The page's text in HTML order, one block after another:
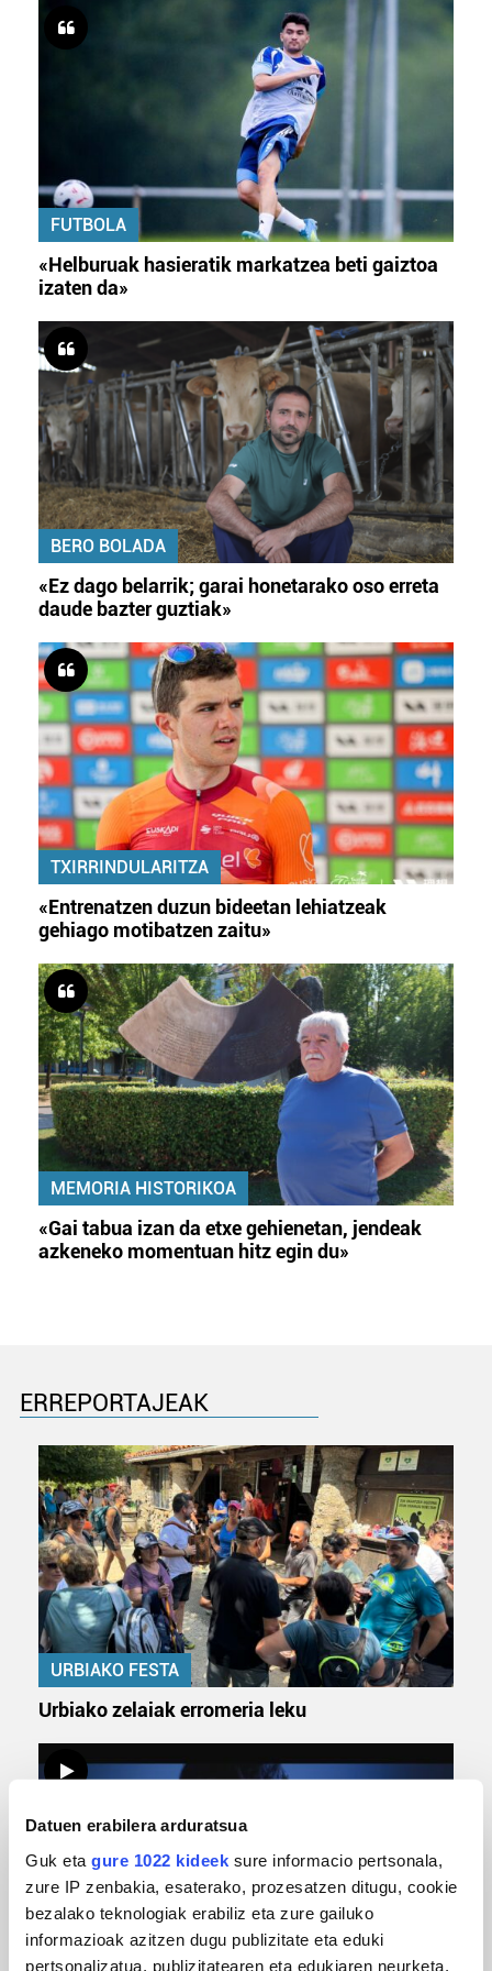
Datuen erabilera arduratsua
Guk eta gure 1022 kideek sure informacio pertsonala,
zure IP zenbakia, esaterako, prozesatzen ditugu, cookie
bezalako teknologiak erabiliz eta zure gailuko
informazioak azitzen dugu publizitate eta eduki
pertsonalizatua, publizitatearen eta edukiaren neurketa,
FUTBOLA
«Helburuak hasieratik markatzea beti gaiztoa
izaten da»
BERO BOLADA
«Ez dago belarrik; garai honetarako oso erreta
daude bazter guztiak»
TXIRRINDULARITZA
«Entrenatzen duzun bideetan lehiatzeak
gehiago motibatzen zaitu»
MEMORIA HISTORIKOA
«Gai tabua izan da etxe gehienetan, jendeak
azkeneko momentuan hitz egin du»
ERREPORTAJEAK
URBIAKO FESTA
Urbiako zelaiak erromeria leku